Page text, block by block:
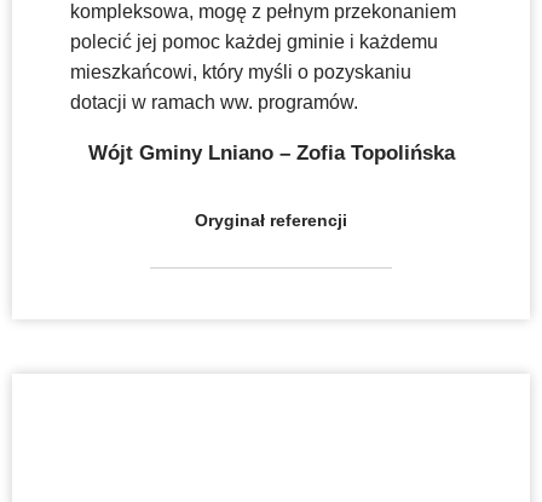
kompleksowa, mogę z pełnym przekonaniem
polecić jej pomoc każdej gminie i każdemu
mieszkańcowi, który myśli o pozyskaniu
dotacji w ramach ww. programów.
Wójt Gminy Lniano – Zofia Topolińska
Oryginał referencji